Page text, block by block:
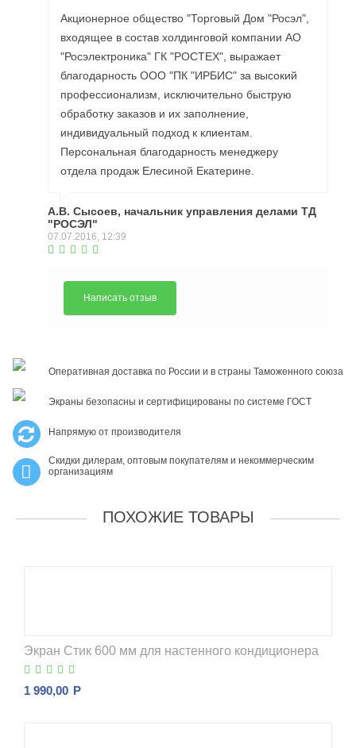
Акционерное общество "Торговый Дом "Росэл",
входящее в состав холдинговой компании АО
"Росэлектроника" ГК "РОСТЕХ", выражает
благодарность ООО "ПК "ИРБИС" за высокий
профессионализм, исключительно быструю
обработку заказов и их заполнение,
индивидуальный подход к клиентам.
Персональная благодарность менеджеру
отдела продаж Елесиной Екатерине.
А.В. Сысоев, начальник управления делами ТД
"РОСЭЛ"
07.07.2016, 12:39
Написать отзыв
Оперативная доставка по России и в страны Таможенного союза
Экраны безопасны и сертифицированы по системе ГОСТ
Напрямую от производителя
Скидки дилерам, оптовым покупателям и некоммерческим
организациям
ПОХОЖИЕ ТОВАРЫ
Экран Стик 600 мм для настенного кондиционера
1 990,00 Р